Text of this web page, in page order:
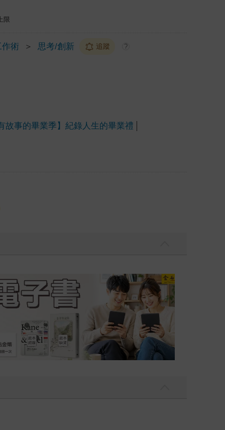
限
術 ＞ 思考/創新 追蹤 ?
故事的畢業季】紀錄人生的畢業禮
點〉第二波